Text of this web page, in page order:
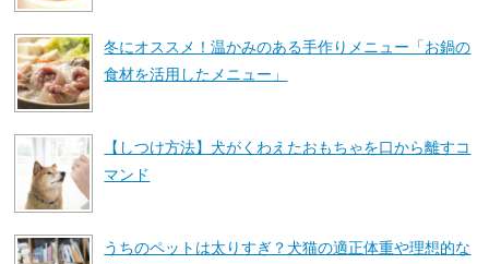
冬にオススメ！温かみのある手作りメニュー「お鍋の
食材を活用したメニュー」
【しつけ方法】犬がくわえたおもちゃを口から離すコ
マンド
うちのペットは太りすぎ？犬猫の適正体重や理想的な